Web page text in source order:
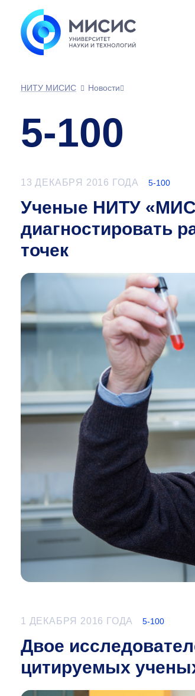
НИТУ МИСИС Новости
5-100
13 ДЕКАБРЯ 2016 ГОДА 5-100
Ученые НИТУ
диагностировать
точек
1 ДЕКАБРЯ 2016 ГОДА 5-100
Двое
цитируемых